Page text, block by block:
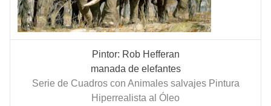
Pintor: Rob Hefferan
manada de elefantes
Serie de Cuadros con Animales salvajes Pintura
Hiperrealista al Óleo